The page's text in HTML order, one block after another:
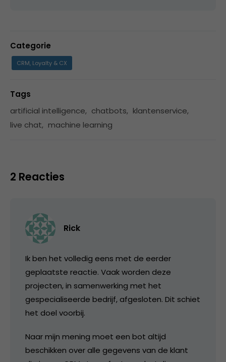
Categorie
CRM, Loyalty & CX
Tags
artificial intelligence, chatbots, klantenservice,
live chat, machine learning
2 Reacties
Rick
Ik ben het volledig eens met de eerder
geplaatste reactie. Vaak worden deze
projecten, in samenwerking met het
gespecialiseerde bedrijf, afgesloten. Dit schiet
het doel voorbij.
Naar mijn mening moet een bot altijd
beschikken over alle gegevens van de klant